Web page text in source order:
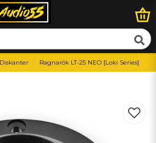
Ragnarök LT-25 NEO [Loki Series]